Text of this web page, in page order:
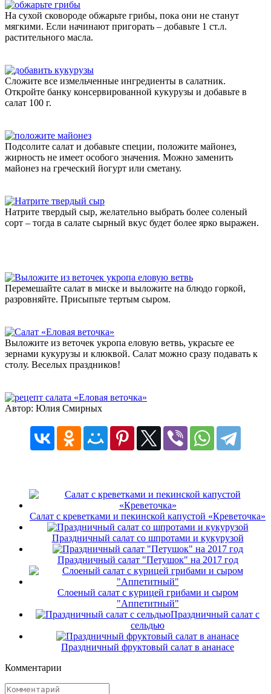
На сухой сковороде обжарьте грибы, пока они не станут
мягкими. Если начинают пригорать – добавьте 1 ст.л.
растительного масла.
Сложите все измельченные ингредиенты в салатник.
Откройте банку консервированной кукурузы и добавьте в
салат 100 г.
Подсолите салат и добавьте специи, положите майонез,
жирность не имеет особого значения. Можно заменить
майонез на греческий йогурт или сметану.
Натрите твердый сыр, желательно выбрать более соленый
сорт – тогда в салате сырный вкус будет более ярко выражен.
Перемешайте салат в миске и выложите на блюдо горкой,
разровняйте. Присыпьте тертым сыром.
Выложите из веточек укропа еловую ветвь, украсьте ее
зернами кукурузы и клюквой. Салат можно сразу подавать к
столу. Веселых праздников!
Автор: Юлия Смирных
Салат с креветками и пекинской капустой «Креветочка»
Праздничный салат со шпротами и кукурузой
Праздничный салат "Петушок" на 2017 год
Слоеный салат с курицей грибами и сыром
"Аппетитный"
Праздничный салат с
сельдью
Праздничный фруктовый салат в ананасе
Комментарии